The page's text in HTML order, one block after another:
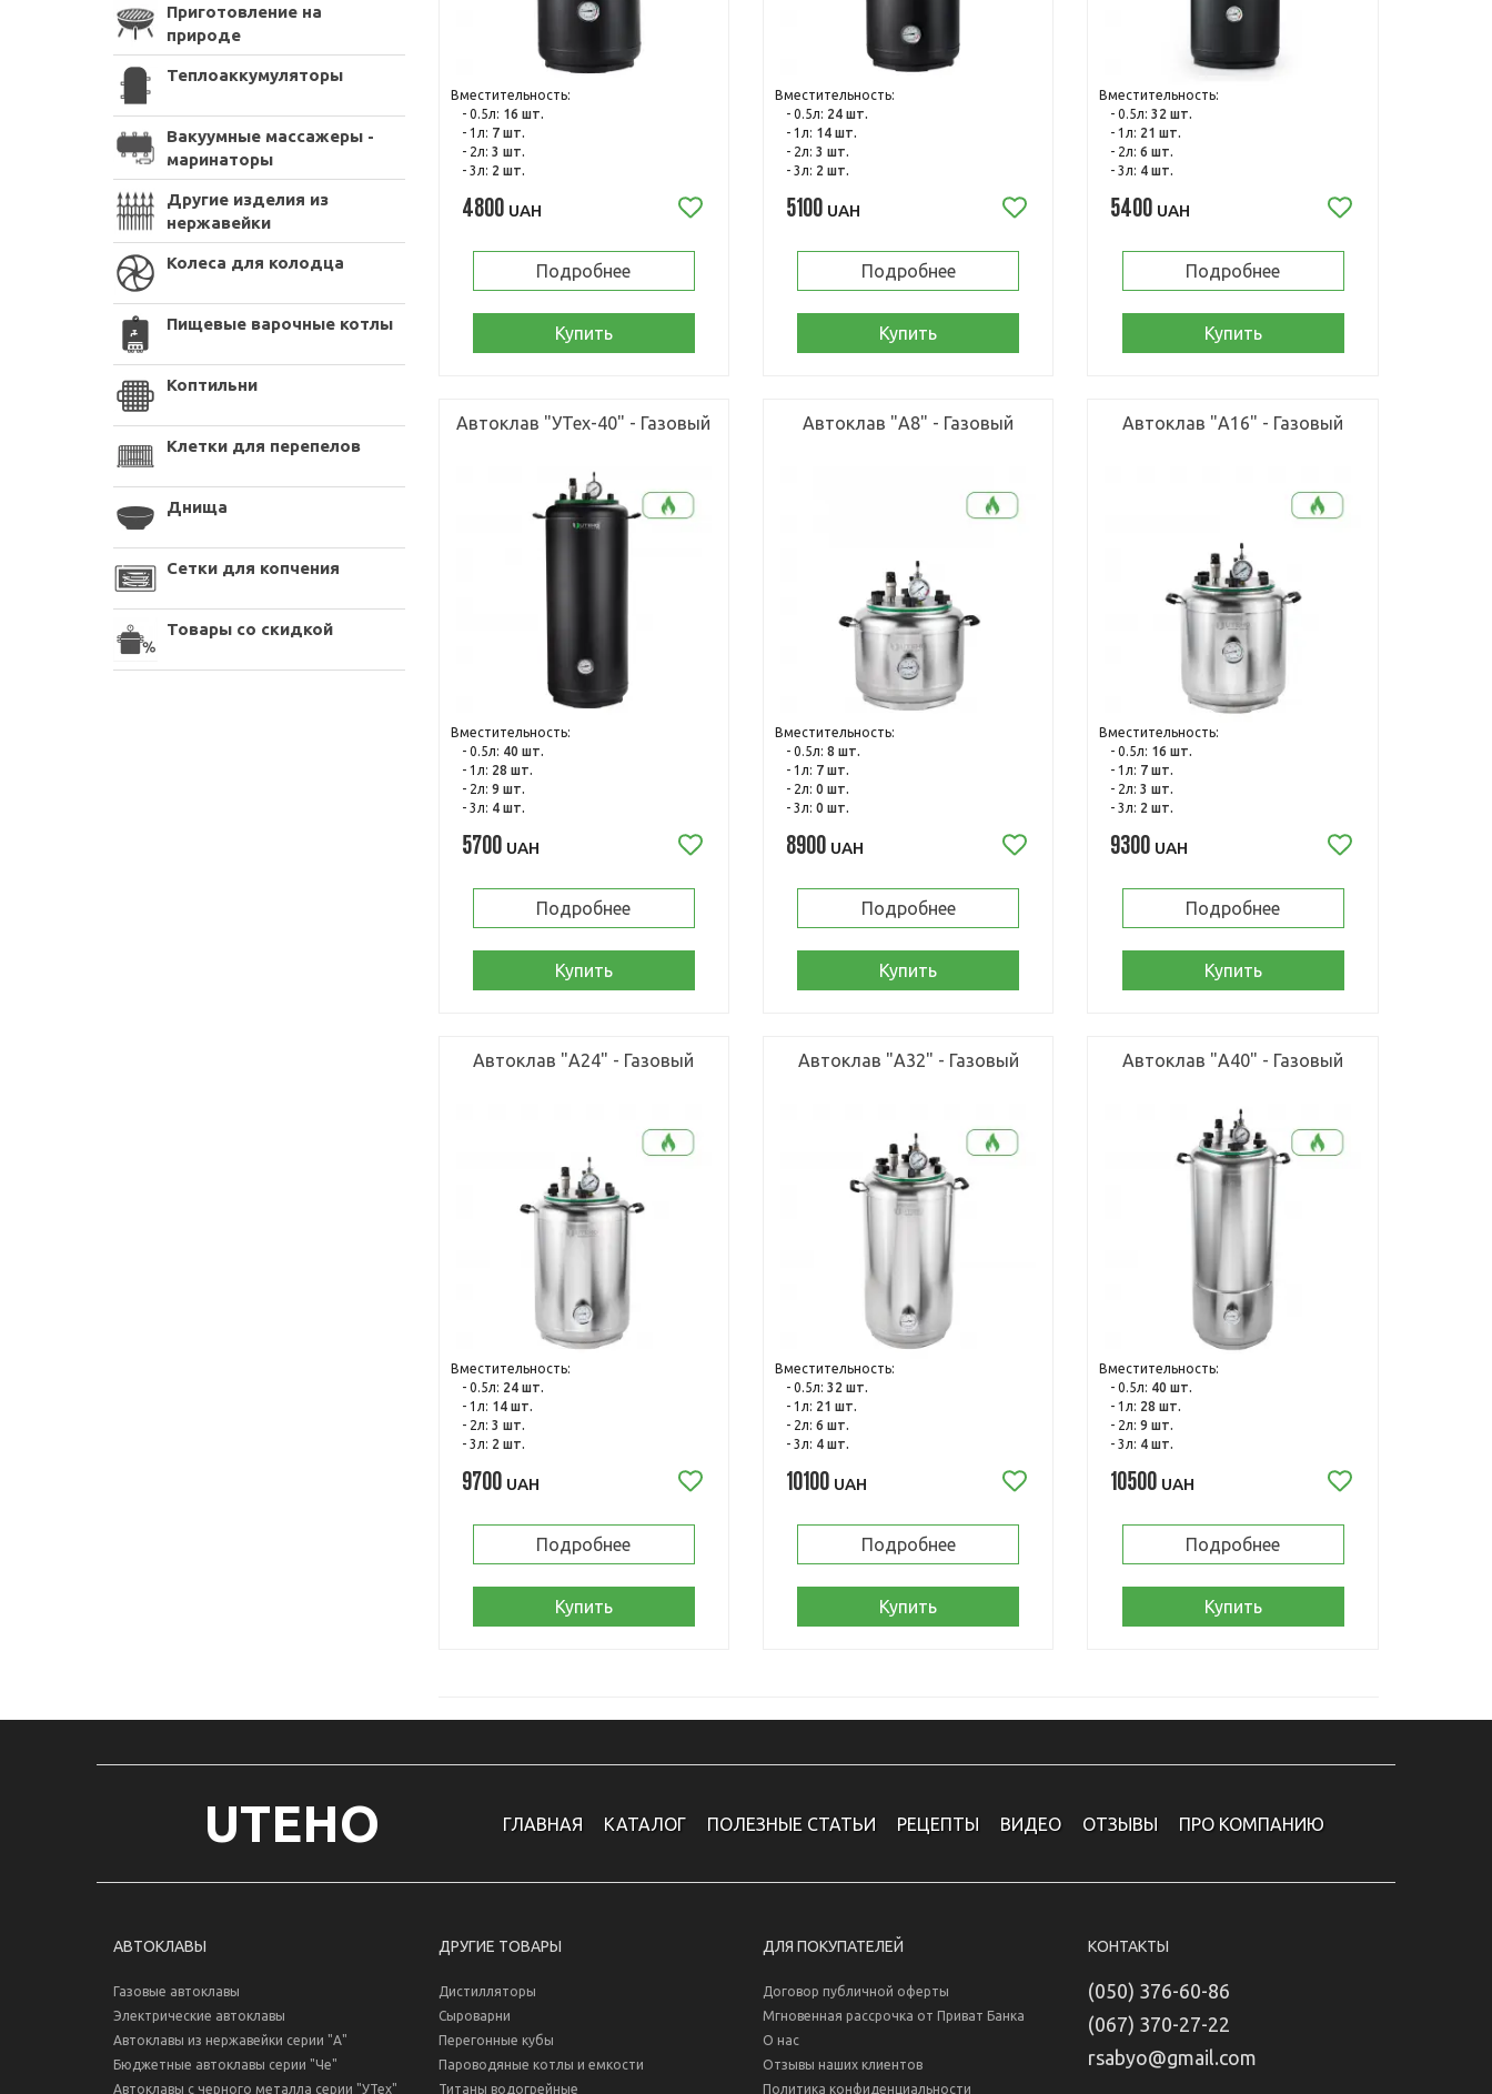
Приготовление на
природе
Теплоаккумуляторы
Вакуумные массажеры -
маринаторы
Другие изделия из
нержавейки
Колеса для колодца
Пищевые варочные котлы
Коптильни
Клетки для перепелов
Днища
Сетки для копчения
Товары со скидкой
Вместительность:
- 0.5л: 16 шт.
- 1л: 7 шт.
- 2л: 3 шт.
- 3л: 2 шт.
4800UAH
Подробнее
Купить
Вместительность:
- 0.5л: 24 шт.
- 1л: 14 шт.
- 2л: 3 шт.
- 3л: 2 шт.
5100UAH
Подробнее
Купить
Вместительность:
- 0.5л:32 шт.
- 1л: 21 шт.
- 2л:6 шт.
- 3л: 4 шт.
5400 UAH
Подробнее
Купить
Автоклав "УТех-40" - Газовый
Вместительность:
- 0.5л: 40 шт.
- 1л: 28 шт.
- 2л: 9 шт.
- 3л: 4 шт.
5700UAH
Подробнее
Купить
Автоклав "А8" - Газовый
Вместительность:
- 0.5л: 8 шт.
- 1л: 7 шт.
- 2л: 0 шт.
- 3л: 0 шт.
8900UAH
Подробнее
Купить
Автоклав "А16" - Газовый
Вместительность:
- 0.5л: 16 шт.
- 1л: 7 шт.
- 2л:3 шт.
- 3л: 2 шт.
9300 UAH
Подробнее
Купить
Автоклав "А24" - Газовый
Вместительность:
- 0.5л: 24 шт.
- 1л: 14 шт.
- 2л: 3 шт.
- 3л: 2 шт.
9700UAH
Подробнее
Купить
Автоклав "А32" - Газовый
Вместительность:
- 0.5л: 32 шт.
- 1л: 21 шт.
- 2л: 6 шт.
- 3л: 4 шт.
10100UAH
Подробнее
Купить
Автоклав "А40" - Газовый
Вместительность:
- 0.5л: 40 шт.
- 1л: 28 шт.
- 2л:9 шт.
- 3л: 4 шт.
10500 UAH
Подробнее
Купить
UTEHO ГЛАВНАЯ КАТАЛОГ ПОЛЕЗНЫЕ СТАТЬИ РЕЦЕПТЫ ВИДЕО ОТЗЫВЫ ПРО КОМПАНИЮ
АВТОКЛАВЫ
Газовые автоклавы
Электрические автоклавы
Автоклавы из нержавейки серии "А"
Бюджетные автоклавы серии "Че"
Автоклавы с черного металла серии "УТех"
ДРУГИЕ ТОВАРЫ
Дистилляторы
Сыроварни
Перегонные кубы
Пароводяные котлы и емкости
Титаны водогрейные
ДЛЯ ПОКУПАТЕЛЕЙ
Договор публичной оферты
Мгновенная рассрочка от Приват Банка
О нас
Отзывы наших клиентов
Политика конфиденциальности
КОНТАКТЫ
(050) 376-60-86
(067) 370-27-22
rsabyo@gmail.com